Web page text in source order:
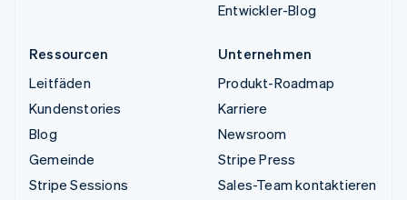
Entwickler-Blog
Ressourcen
Leitfäden
Kundenstories
Blog
Gemeinde
Stripe Sessions
Unternehmen
Produkt-Roadmap
Karriere
Newsroom
Stripe Press
Sales-Team kontaktieren